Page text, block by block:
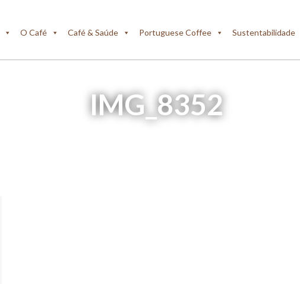
O Café Café & Saúde Portuguese Coffee Sustentabilidade
IMG_8352